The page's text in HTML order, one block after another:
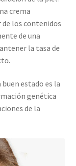
crema
los contenidos
de una
la tasa de
estado es la
genética
de la